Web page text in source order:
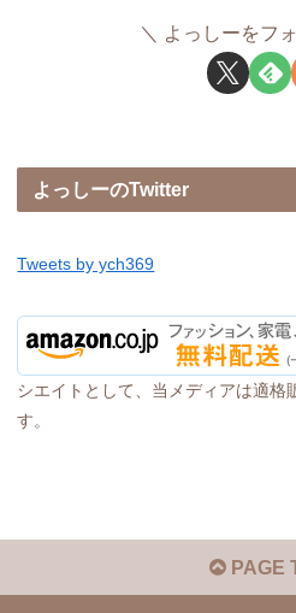
よっしーをフ
よっしーのTwitter
Tweets by ych369
シエイトとして、当メディアは適格
す。
PAGE